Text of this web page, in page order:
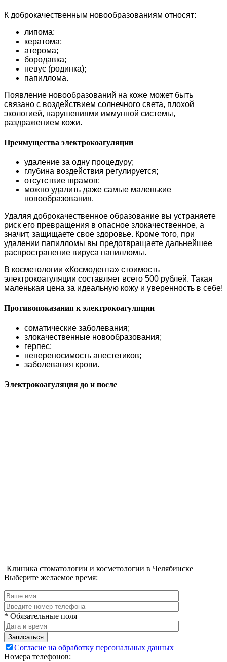
К доброкачественным новообразованиям относят:
липома;
кератома;
атерома;
бородавка;
невус (родинка);
папиллома.
Появление новообразований на коже может быть
связано с воздействием солнечного света, плохой
экологией, нарушениями иммунной системы,
раздражением кожи.
Преимущества электрокоагуляции
удаление за одну процедуру;
глубина воздействия регулируется;
отсутствие шрамов;
можно удалить даже самые маленькие
новообразования.
Удаляя доброкачественное образование вы устраняете
риск его превращения в опасное злокачественное, а
значит, защищаете свое здоровье. Кроме того, при
удалении папилломы вы предотвращаете дальнейшее
распространение вируса папилломы.
В косметологии «Космодента» стоимость
электрокоагуляции составляет всего 500 рублей. Такая
маленькая цена за идеальную кожу и уверенность в себе!
Противопоказания к электрокоагуляции
соматические заболевания;
злокачественные новообразования;
герпес;
непереносимость анестетиков;
заболевания крови.
Электрокоагуляция до и после
Клиника стоматологии и косметологии в Челябинске
Выберите желаемое время:
* Обязательные поля
Записаться
Согласие на обработку персональных данных
Номера телефонов: